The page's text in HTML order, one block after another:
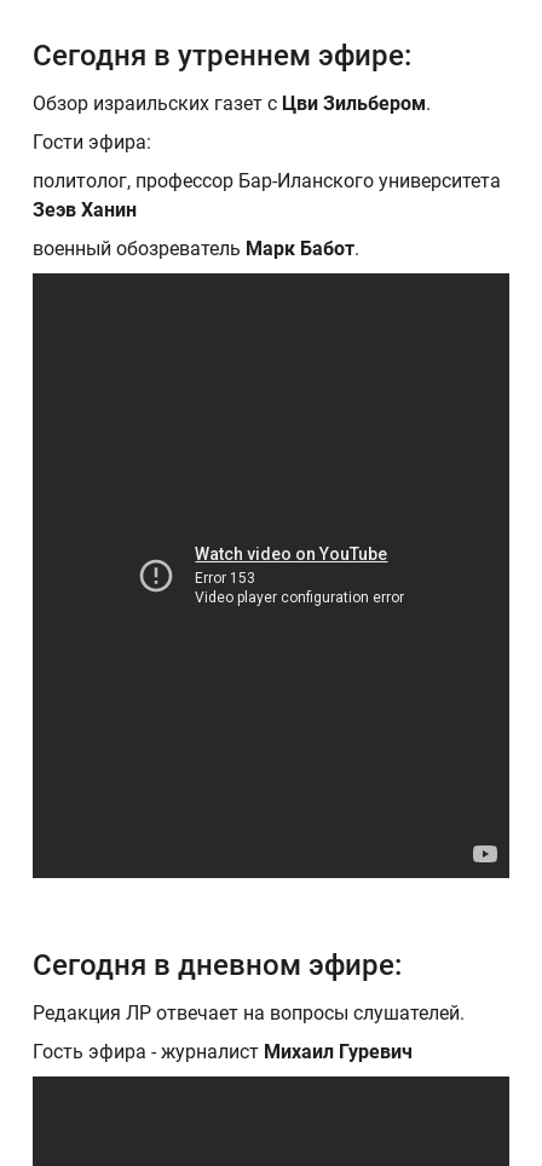
Сегодня в утреннем эфире:
Обзор израильских газет с Цви Зильбером.
Гости эфира:
политолог, профессор Бар-Иланского университета
Зеэв Ханин
военный обозреватель Марк Бабот.
Сегодня в дневном эфире:
Редакция ЛР отвечает на вопросы слушателей.
Гость эфира - журналист Михаил Гуревич